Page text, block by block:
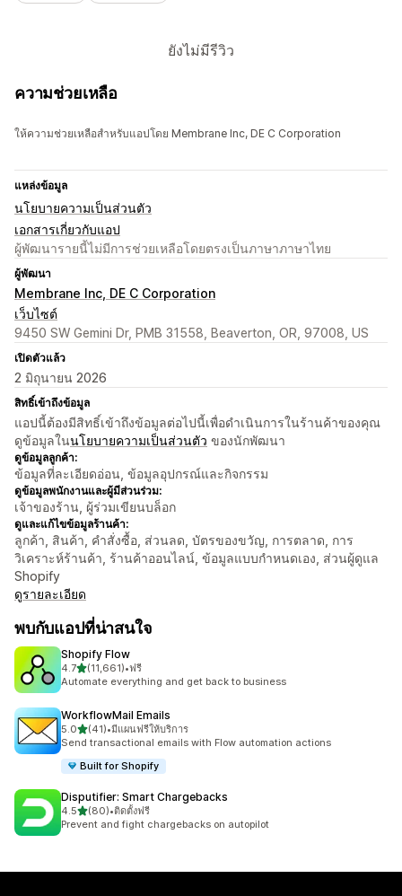
ยังไม่มีรีวิว
ความช่วยเหลือ
ให้ความช่วยเหลือสำหรับแอปโดย Membrane Inc, DE C Corporation
แหล่งข้อมูล
นโยบายความเป็นส่วนตัว
เอกสารเกี่ยวกับแอป
ผู้พัฒนารายนี้ไม่มีการช่วยเหลือโดยตรงเป็นภาษาภาษาไทย
ผู้พัฒนา
Membrane Inc, DE C Corporation
เว็บไซต์
9450 SW Gemini Dr, PMB 31558, Beaverton, OR, 97008, US
เปิดตัวแล้ว
2 มิถุนายน 2026
สิทธิ์เข้าถึงข้อมูล
แอปนี้ต้องมีสิทธิ์เข้าถึงข้อมูลต่อไปนี้เพื่อดำเนินการในร้านค้าของคุณ
ดูข้อมูลในนโยบายความเป็นส่วนตัว ของนักพัฒนา
ดูข้อมูลลูกค้า:
ข้อมูลที่ละเอียดอ่อน, ข้อมูลอุปกรณ์และกิจกรรม
ดูข้อมูลพนักงานและผู้มีส่วนร่วม:
เจ้าของร้าน, ผู้ร่วมเขียนบล็อก
ดูและแก้ไขข้อมูลร้านค้า:
ลูกค้า, สินค้า, คำสั่งซื้อ, ส่วนลด, บัตรของขวัญ, การตลาด, การ
วิเคราะห์ร้านค้า, ร้านค้าออนไลน์, ข้อมูลแบบกำหนดเอง, ส่วนผู้ดูแล
Shopify
ดูรายละเอียด
พบกับแอปที่น่าสนใจ
Shopify Flow
4.7เต็ม 5 ดาว
(11,661)
ทั้งหมด 11661 รีวิว
•ฟรี
Automate everything and get back to business
WorkflowMail Emails
5.0เต็ม 5 ดาว
(41)
ทั้งหมด 41 รีวิว
•มีแผนฟรีให้บริการ
Send transactional emails with Flow automation actions
Built for Shopify
Disputifier: Smart Chargebacks
4.5เต็ม 5 ดาว
(80)
ทั้งหมด 80 รีวิว
•ติดตั้งฟรี
Prevent and fight chargebacks on autopilot